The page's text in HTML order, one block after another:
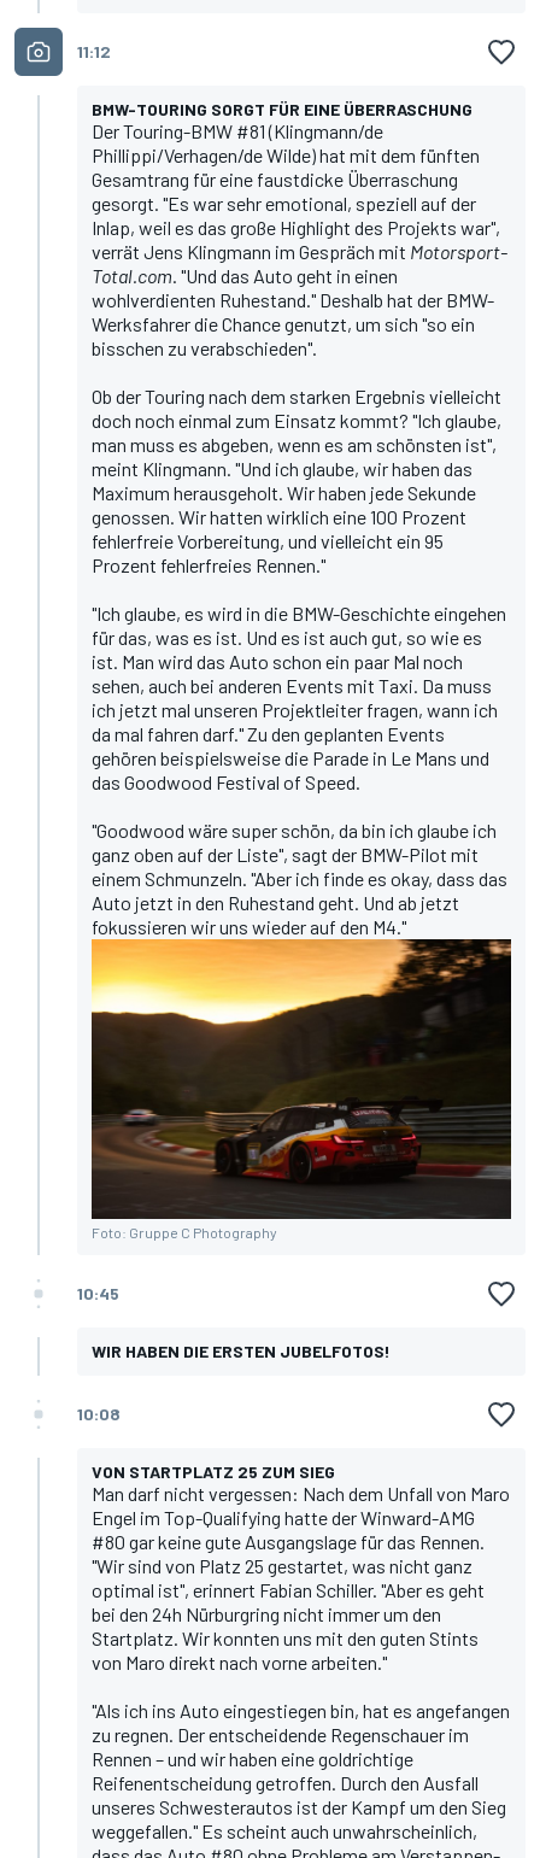
11:12
BMW-TOURING SORGT FÜR EINE ÜBERRASCHUNG
Der Touring-BMW #81 (Klingmann/de
Phillippi/Verhagen/de Wilde) hat mit dem fünften
Gesamtrang für eine faustdicke Überraschung
gesorgt. "Es war sehr emotional, speziell auf der
Inlap, weil es das große Highlight des Projekts war",
verrät Jens Klingmann im Gespräch mit Motorsport-
Total.com. "Und das Auto geht in einen
wohlverdienten Ruhestand." Deshalb hat der BMW-
Werksfahrer die Chance genutzt, um sich "so ein
bisschen zu verabschieden".
Ob der Touring nach dem starken Ergebnis vielleicht
doch noch einmal zum Einsatz kommt? "Ich glaube,
man muss es abgeben, wenn es am schönsten ist",
meint Klingmann. "Und ich glaube, wir haben das
Maximum herausgeholt. Wir haben jede Sekunde
genossen. Wir hatten wirklich eine 100 Prozent
fehlerfreie Vorbereitung, und vielleicht ein 95
Prozent fehlerfreies Rennen."
"Ich glaube, es wird in die BMW-Geschichte eingehen
für das, was es ist. Und es ist auch gut, so wie es
ist. Man wird das Auto schon ein paar Mal noch
sehen, auch bei anderen Events mit Taxi. Da muss
ich jetzt mal unseren Projektleiter fragen, wann ich
da mal fahren darf." Zu den geplanten Events
gehören beispielsweise die Parade in Le Mans und
das Goodwood Festival of Speed.
"Goodwood wäre super schön, da bin ich glaube ich
ganz oben auf der Liste", sagt der BMW-Pilot mit
einem Schmunzeln. "Aber ich finde es okay, dass das
Auto jetzt in den Ruhestand geht. Und ab jetzt
fokussieren wir uns wieder auf den M4."
Foto: Gruppe C Photography
10:45
WIR HABEN DIE ERSTEN JUBELFOTOS!
10:08
VON STARTPLATZ 25 ZUM SIEG
Man darf nicht vergessen: Nach dem Unfall von Maro
Engel im Top-Qualifying hatte der Winward-AMG
#80 gar keine gute Ausgangslage für das Rennen.
"Wir sind von Platz 25 gestartet, was nicht ganz
optimal ist", erinnert Fabian Schiller. "Aber es geht
bei den 24h Nürburgring nicht immer um den
Startplatz. Wir konnten uns mit den guten Stints
von Maro direkt nach vorne arbeiten."
"Als ich ins Auto eingestiegen bin, hat es angefangen
zu regnen. Der entscheidende Regenschauer im
Rennen – und wir haben eine goldrichtige
Reifenentscheidung getroffen. Durch den Ausfall
unseres Schwesterautos ist der Kampf um den Sieg
weggefallen." Es scheint auch unwahrscheinlich,